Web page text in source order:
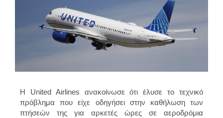
Η United Airlines ανακοίνωσε ότιέλυσε το τεχνικό
πρόβλημαπου είχε οδηγήσει στην καθήλωση των
πτήσεών της για αρκετές ώρες σε αεροδρόμια